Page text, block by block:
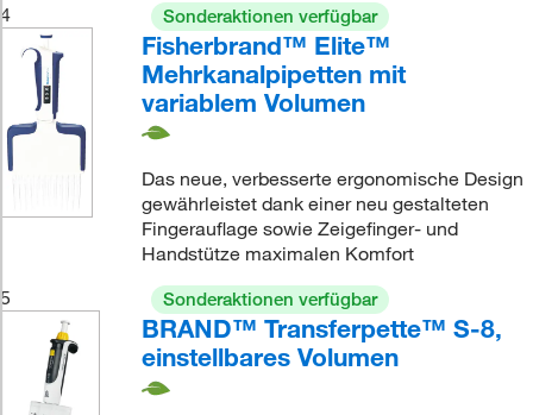
4
Sonderaktionen verfügbar
Fisherbrand™ Elite™
Mehrkanalpipetten mit
variablem Volumen
Das neue, verbesserte ergonomische Design
gewährleistet dank einer neu gestalteten
Fingerauflage sowie Zeigefinger- und
Handstütze maximalen Komfort
5
Sonderaktionen verfügbar
BRAND™ Transferpette™ S-8,
einstellbares Volumen